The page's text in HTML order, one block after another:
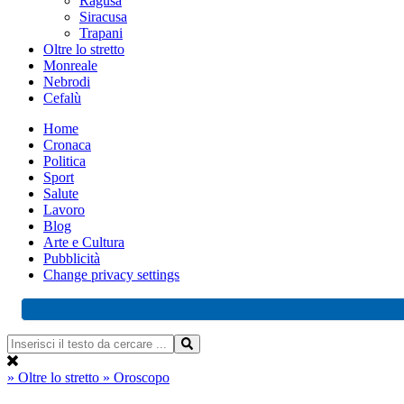
Siracusa
Trapani
Oltre lo stretto
Monreale
Nebrodi
Cefalù
Home
Cronaca
Politica
Sport
Salute
Lavoro
Blog
Arte e Cultura
Pubblicità
Change privacy settings
» Oltre lo stretto » Oroscopo